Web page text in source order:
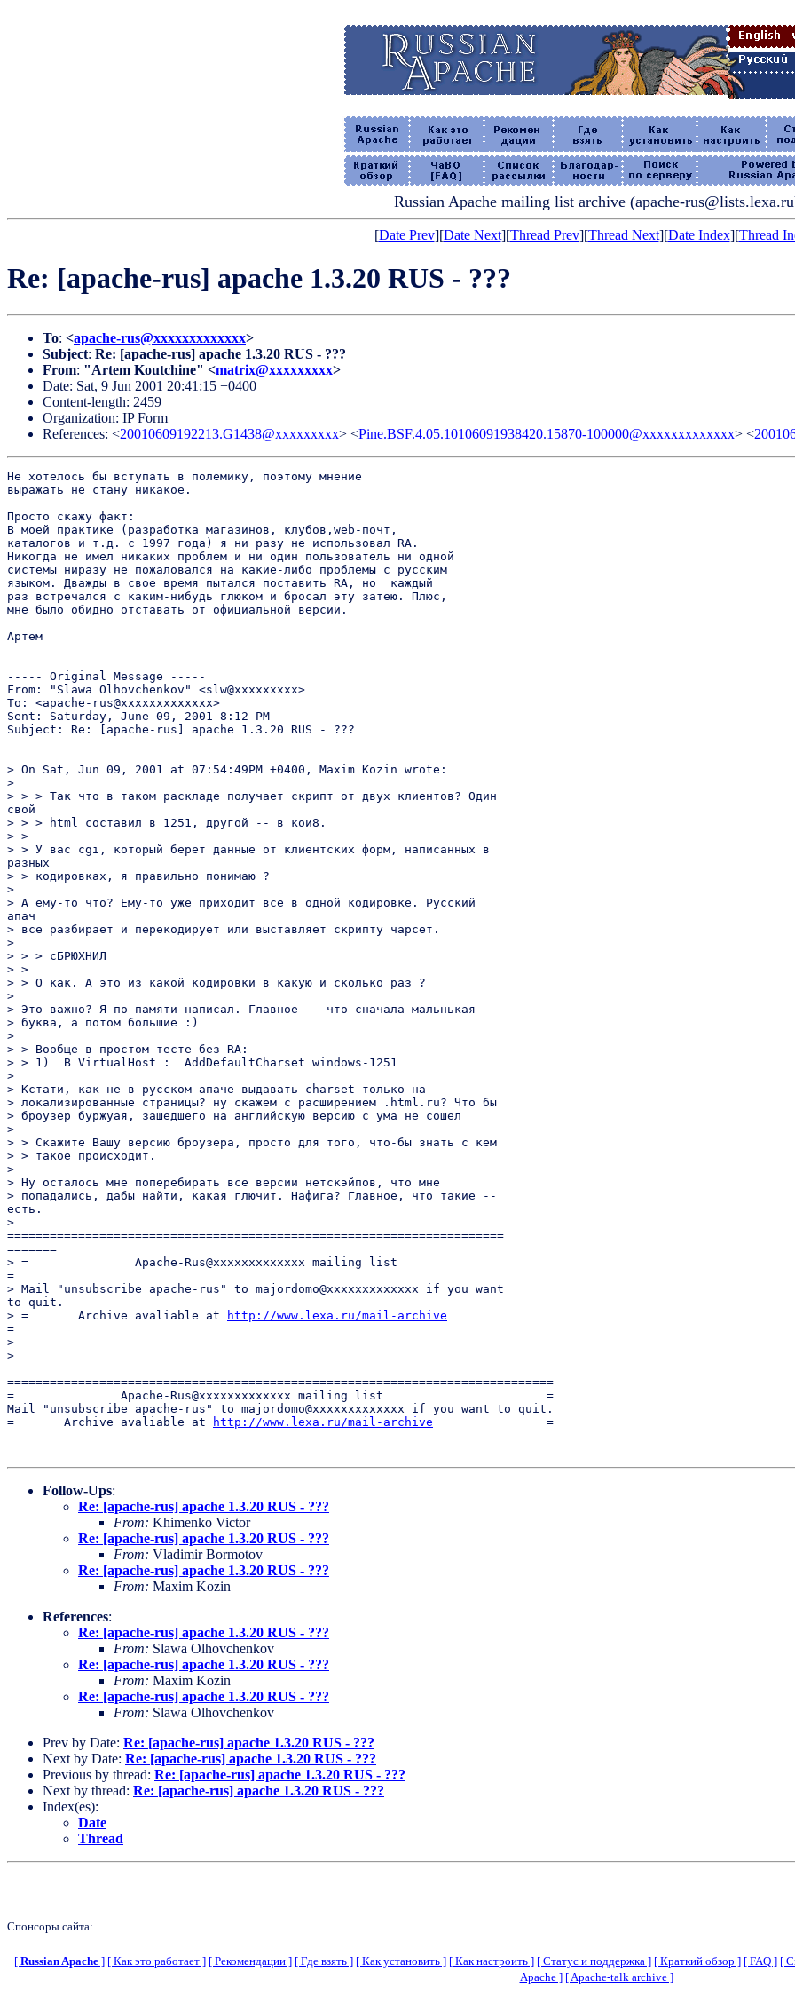
Russian Apache mailing list archive (apache-
[Date Prev][Date Next][Thread Prev][Thread Next][Date Index][Thread
Re: [apache-rus] apache 1.3.20 RUS - ???
To: <apache-rus@xxxxxxxxxxxxx>
Subject: Re: [apache-rus] apache 1.3.20 RUS - ???
From: "Artem Koutchine" <matrix@xxxxxxxxx>
Date: Sat, 9 Jun 2001 20:41:15 +0400
Content-length: 2459
Organization: IP Form
References: <20010609192213.G1438@xxxxxxxxx> <Pine.BSF.4.05.10106091938420.15870-100000@xxxxxxxxxxxxx> <
Не хотелось бы вступать в полемику, поэтому мнение
выражать не стану никакое.
Просто скажу факт:
В моей практике (разработка магазинов, клубов,web-почт,
каталогов и т.д. с 1997 года) я ни разу не использовал RA.
Никогда не имел никаких проблем и ни один пользователь ни одной
системы ниразу не пожаловался на какие-либо проблемы с русским
языком. Дважды в свое время пытался поставить RA, но  каждый
раз встречался с каким-нибудь глюком и бросал эту затею. Плюс,
мне было обидно отставать от официальной версии.
Артем
----- Original Message -----
From: "Slawa Olhovchenkov" <slw@xxxxxxxxx>
To: <apache-rus@xxxxxxxxxxxxx>
Sent: Saturday, June 09, 2001 8:12 PM
Subject: Re: [apache-rus] apache 1.3.20 RUS - ???
> On Sat, Jun 09, 2001 at 07:54:49PM +0400, Maxim Kozin wrote:
>
> > > Так что в таком раскладе получает скрипт от двух клиентов? Один
свой
> > > html составил в 1251, другой -- в кои8.
> >
> > У вас cgi, который берет данные от клиентских форм, написанных в
разных
> > кодировках, я правильно понимаю ?
>
> А ему-то что? Ему-то уже приходит все в одной кодировке. Русский
апач
> все разбирает и перекодирует или выставляет скрипту чарсет.
>
> > > сБРЮХНИЛ
> >
> > О как. А это из какой кодировки в какую и сколько раз ?
>
> Это важно? Я по памяти написал. Главное -- что сначала мальнькая
> буква, а потом большие :)
>
> > Вообще в простом тесте без RA:
> > 1)  В VirtualHost :  AddDefaultCharset windows-1251
>
> Кстати, как не в русском апаче выдавать charset только на
> локализированные страницы? ну скажем с расширением .html.ru? Что бы
> броузер буржуая, зашедшего на английскую версию с ума не сошел
>
> > Скажите Вашу версию броузера, просто для того, что-бы знать с кем
> > такое происходит.
>
> Ну осталось мне поперебирать все версии нетскэйпов, что мне
> попадались, дабы найти, какая глючит. Нафига? Главное, что такие --
есть.
>
======================================================================
=======
> =               Apache-Rus@xxxxxxxxxxxxx mailing list
=
> Mail "unsubscribe apache-rus" to majordomo@xxxxxxxxxxxxx if you want
to quit.
> =       Archive avaliable at
http://www.lexa.ru/mail-archive
=
>
>
=============================================================================
=               Apache-Rus@xxxxxxxxxxxxx mailing list                       =
Mail "unsubscribe apache-rus" to majordomo@xxxxxxxxxxxxx if you want to quit.
=       Archive avaliable at
http://www.lexa.ru/mail-archive
                =
Follow-Ups:
Re: [apache-rus] apache 1.3.20 RUS - ???
From: Khimenko Victor
Re: [apache-rus] apache 1.3.20 RUS - ???
From: Vladimir Bormotov
Re: [apache-rus] apache 1.3.20 RUS - ???
From: Maxim Kozin
References:
Re: [apache-rus] apache 1.3.20 RUS - ???
From: Slawa Olhovchenkov
Re: [apache-rus] apache 1.3.20 RUS - ???
From: Maxim Kozin
Re: [apache-rus] apache 1.3.20 RUS - ???
From: Slawa Olhovchenkov
Prev by Date: Re: [apache-rus] apache 1.3.20 RUS - ???
Next by Date: Re: [apache-rus] apache 1.3.20 RUS - ???
Previous by thread: Re: [apache-rus] apache 1.3.20 RUS - ???
Next by thread: Re: [apache-rus] apache 1.3.20 RUS - ???
Index(es):
Date
Thread
Спонсоры сайта:
[ Russian Apache ] [ Как это работает ] [ Рекомендации ] [ Где взять ] [ Как установить ] [ Как настроить ] [ Статус и поддержка ] [ Краткий обзор ] [ FAQ ] [
Apache ] [ Apache-talk archive ]